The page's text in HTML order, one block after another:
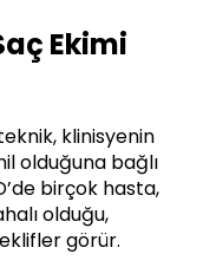
Ekimi
klinisyenin
olduğuna bağlı
birçok hasta,
olduğu,
görür.